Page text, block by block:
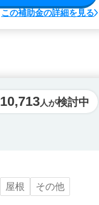
この補助金の詳細を見る
10,713人が検討中
屋根
その他